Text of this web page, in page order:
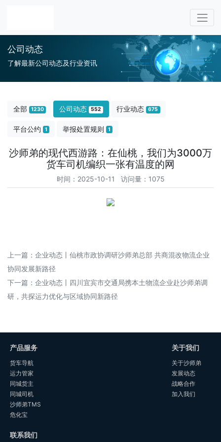
公司动态
了解最新公司动态及行业资讯
全部 1230 公司动态 552 行业动态 675
平台公约 1 举报处置规则 1
沙师弟的现代西游路：在仙桃，我们为3000万
货车司机编织一张有温度的网
时间：2025-10-11 访问量：1075
上一篇： 企业动态丨仙桃市政协调研沙师弟总部 共商混改物流企业
协同发展新路径
下一篇： 企业动态丨四川宜宾市交通局携本土物流企业赴沙师弟调
研，共探运力优化与区域协同新路径
产品服务
货车导航
运力管家
同城货主
同城司机
沙师弟TMS
危化宝
关于我们
关于沙师弟
发展动态
战略合作
加入我们
联系我们